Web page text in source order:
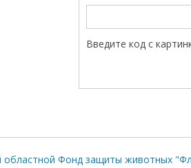
Введите код с
областной Фонд защиты животных